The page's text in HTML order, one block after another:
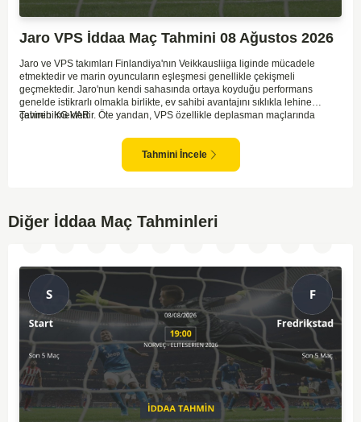
Jaro VPS İddaa Maç Tahmini 08 Ağustos 2026
Jaro ve VPS takımları Finlandiya'nın Veikkausliiga liginde mücadele
etmektedir ve marin oyuncuların eşleşmesi genellikle çekişmeli
geçmektedir. Jaro'nun kendi sahasında ortaya koyduğu performans
genelde istikrarlı olmakla birlikte, ev sahibi avantajını sıklıkla lehine
çevirebilmektedir. Öte yandan, VPS özellikle deplasman maçlarında
anlar yakalayabilmektedir. İki takım arasındaki tarihsel rekabet dikkate
alındığında, maçın dengede geçmesi olasıdır ve her iki tarafın da gol
şansı bulunmaktadır. Özellikle Jaro'nun savunma zaafları ve VPS'nin hızlı
Tahmin KG VAR
Tahmini İncele
Diğer İddaa Maç Tahminleri